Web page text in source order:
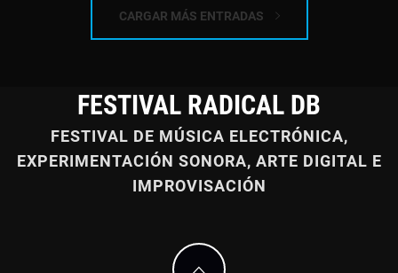
CARGAR MÁS ENTRADAS
FESTIVAL RADICAL DB
FESTIVAL DE MÚSICA ELECTRÓNICA,
EXPERIMENTACIÓN SONORA, ARTE DIGITAL E
IMPROVISACIÓN